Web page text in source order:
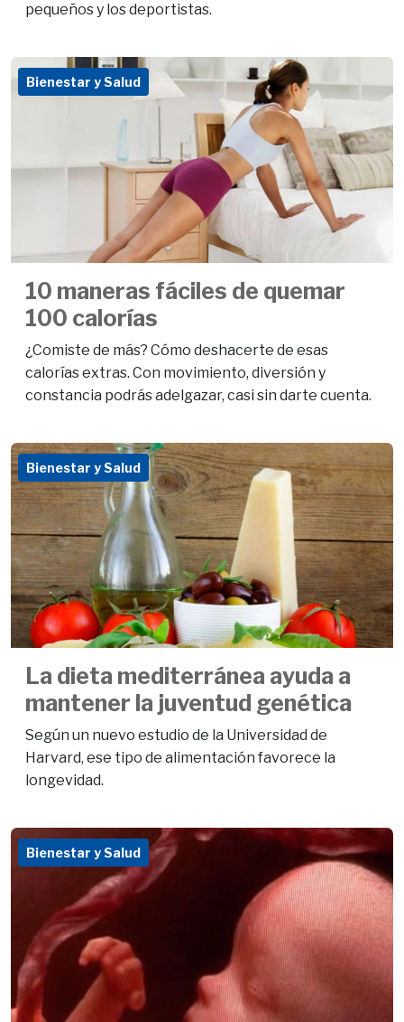
pequeños y los deportistas.
Bienestar y Salud
10 maneras fáciles de quemar
100 calorías
¿Comiste de más? Cómo deshacerte de esas
calorías extras. Con movimiento, diversión y
constancia podrás adelgazar, casi sin darte cuenta.
Bienestar y Salud
La dieta mediterránea ayuda a
mantener la juventud genética
Según un nuevo estudio de la Universidad de
Harvard, ese tipo de alimentación favorece la
longevidad.
Bienestar y Salud